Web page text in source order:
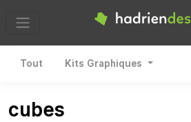
Tout Kits Graphiques
cubes